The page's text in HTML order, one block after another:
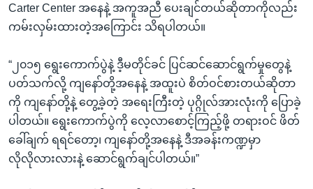
Carter Center အနေနဲ့ အကူအညီ ပေးချင်တယ်ဆိုတာကိုလည်း
ကမ်းလှမ်းထားတဲ့အကြောင်း သိရပါတယ်။
“၂၀၁၅ ရွေးကောက်ပွဲနဲ့ ဒီ့မတိုင်ခင် ပြင်ဆင်ဆောင်ရွက်မှုတွေနဲ့
ပတ်သက်လို့ ကျနော်တို့အနေနဲ့ အထူးပဲ စိတ်ဝင်စားတယ်ဆိုတာ
ကို ကျနော်တို့နဲ့ တွေ့ခဲ့တဲ့ အရေးကြီးတဲ့ ပုဂ္ဂိုလ်အားလုံးကို ပြောခဲ့
ပါတယ်။ ရွေးကောက်ပွဲကို လေ့လာစောင့်ကြည့်ဖို့ တရားဝင် ဖိတ်
ခေါ်ချက် ရရင်တော့၊ ကျနော်တို့အနေနဲ့ ဒီအခန်းကဏ္ဍမှာ
လိုလိုလားလားနဲ့ ဆောင်ရွက်ချင်ပါတယ်။”